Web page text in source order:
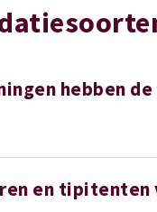
hebben
en tipitenten